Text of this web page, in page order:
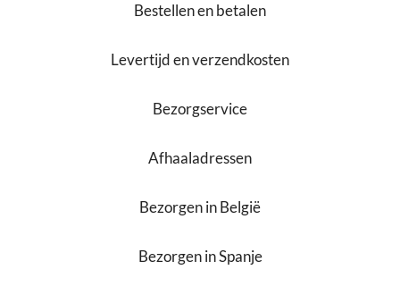
Bestellen en betalen
Levertijd en verzendkosten
Bezorgservice
Afhaaladressen
Bezorgen in België
Bezorgen in Spanje